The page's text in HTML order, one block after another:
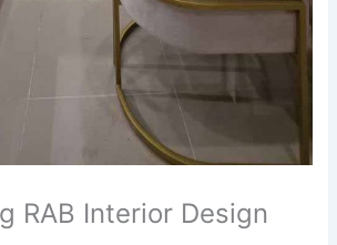
RAB Interior Design